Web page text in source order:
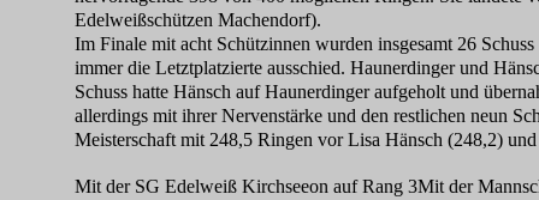
Edelweißschützen Machendorf).
Im Finale mit acht Schützinnen wurden insgesamt 26
immer die Letztplatzierte ausschied. Haunerdinger und
Schuss hatte Hänsch auf Haunerdinger aufgeholt und
allerdings mit ihrer Nervenstärke und den restlichen neun
Meisterschaft mit 248,5 Ringen vor Lisa Hänsch (248,2)
Mit der SG Edelweiß Kirchseeon auf Rang 3Mit der